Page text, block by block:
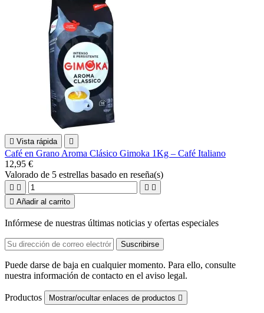
 Vista rápida 
Café en Grano Aroma Clásico Gimoka 1Kg – Café Italiano
12,95 €
Valorado de 5 estrellas basado en reseña(s)
   
 Añadir al carrito
Infórmese de nuestras últimas noticias y ofertas especiales
Puede darse de baja en cualquier momento. Para ello, consulte
nuestra información de contacto en el aviso legal.
Productos Mostrar/ocultar enlaces de productos 